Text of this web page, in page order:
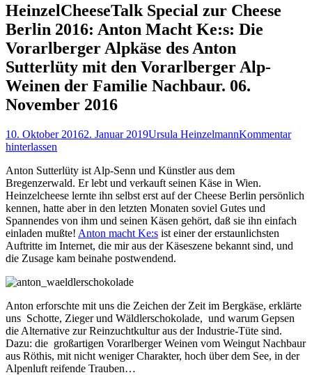
HeinzelCheeseTalk Special zur Cheese
Berlin 2016: Anton Macht Ke:s: Die
Vorarlberger Alpkäse des Anton
Sutterlüty mit den Vorarlberger Alp-
Weinen der Familie Nachbaur. 06.
November 2016
Veröffentlicht
am
10. Oktober 20162. Januar 2019Autor
Ursula HeinzelmannKommentar
hinterlassen
Anton Sutterlüty ist Alp-Senn und Künstler aus dem
Bregenzerwald. Er lebt und verkauft seinen Käse in Wien.
Heinzelcheese lernte ihn selbst erst auf der Cheese Berlin persönlich
kennen, hatte aber in den letzten Monaten soviel Gutes und
Spannendes von ihm und seinen Käsen gehört, daß sie ihn einfach
einladen mußte! Anton macht Ke:s ist einer der erstaunlichsten
Auftritte im Internet, die mir aus der Käseszene bekannt sind, und
die Zusage kam beinahe postwendend.
Anton erforschte mit uns die Zeichen der Zeit im Bergkäse, erklärte
uns Schotte, Zieger und Wäldlerschokolade, und warum Gepsen
die Alternative zur Reinzuchtkultur aus der Industrie-Tüte sind.
Dazu: die großartigen Vorarlberger Weinen vom Weingut Nachbaur
aus Röthis, mit nicht weniger Charakter, hoch über dem See, in der
Alpenluft reifende Trauben…